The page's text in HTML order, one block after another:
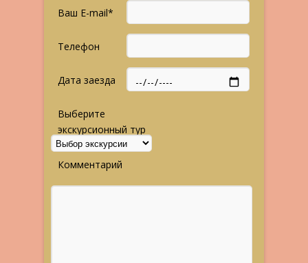
Ваш E-mail*
Телефон
Дата заезда
Выберите
экскурсионный тур
Комментарий